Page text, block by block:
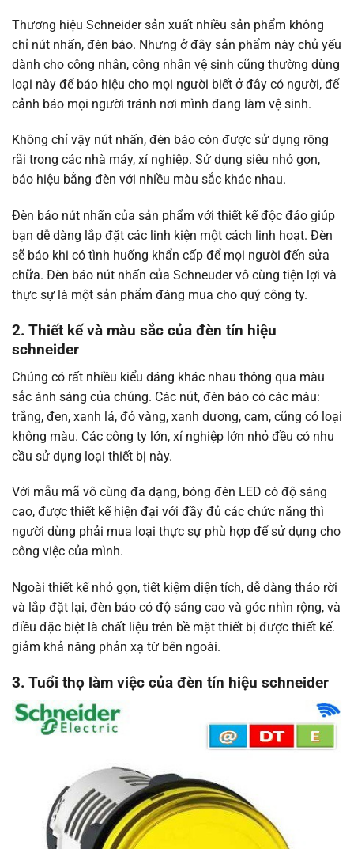
Thương hiệu Schneider sản xuất nhiều sản phẩm không
chỉ nút nhấn, đèn báo. Nhưng ở đây sản phẩm này chủ yếu
dành cho công nhân, công nhân vệ sinh cũng thường dùng
loại này để báo hiệu cho mọi người biết ở đây có người, để
cảnh báo mọi người tránh nơi mình đang làm vệ sinh.
Không chỉ vậy nút nhấn, đèn báo còn được sử dụng rộng
rãi trong các nhà máy, xí nghiệp. Sử dụng siêu nhỏ gọn,
báo hiệu bằng đèn với nhiều màu sắc khác nhau.
Đèn báo nút nhấn của sản phẩm với thiết kế độc đáo giúp
bạn dễ dàng lắp đặt các linh kiện một cách linh hoạt. Đèn
sẽ báo khi có tình huống khẩn cấp để mọi người đến sửa
chữa. Đèn báo nút nhấn của Schneuder vô cùng tiện lợi và
thực sự là một sản phẩm đáng mua cho quý công ty.
2. Thiết kế và màu sắc của đèn tín hiệu
schneider
Chúng có rất nhiều kiểu dáng khác nhau thông qua màu
sắc ánh sáng của chúng. Các nút, đèn báo có các màu:
trắng, đen, xanh lá, đỏ vàng, xanh dương, cam, cũng có loại
không màu. Các công ty lớn, xí nghiệp lớn nhỏ đều có nhu
cầu sử dụng loại thiết bị này.
Với mẫu mã vô cùng đa dạng, bóng đèn LED có độ sáng
cao, được thiết kế hiện đại với đầy đủ các chức năng thì
người dùng phải mua loại thực sự phù hợp để sử dụng cho
công việc của mình.
Ngoài thiết kế nhỏ gọn, tiết kiệm diện tích, dễ dàng tháo rời
và lắp đặt lại, đèn báo có độ sáng cao và góc nhìn rộng, và
điều đặc biệt là chất liệu trên bề mặt thiết bị được thiết kế.
giảm khả năng phản xạ từ bên ngoài.
3. Tuổi thọ làm việc của đèn tín hiệu schneider